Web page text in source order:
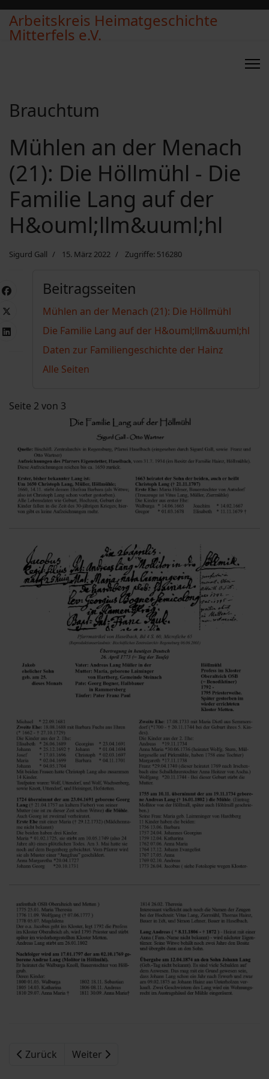
Arbeitskreis Heimatgeschichte
Mitterfels e.V.
Brauchtum
Mühlen an der Menach
(21): Die Höllmühl - Die
Familie Lang auf der
H&ouml;llm&uuml;hl
Sigurd Gall 15. März 2022 Zugriffe: 516280
Beitragsseiten
Mühlen an der Menach (21): Die Höllmühl
Die Familie Lang auf der H&ouml;llm&uuml;hl
Daten zur Familiengeschichte der Hainz
Alle Seiten
Seite 2 von 3
Zurück Weiter